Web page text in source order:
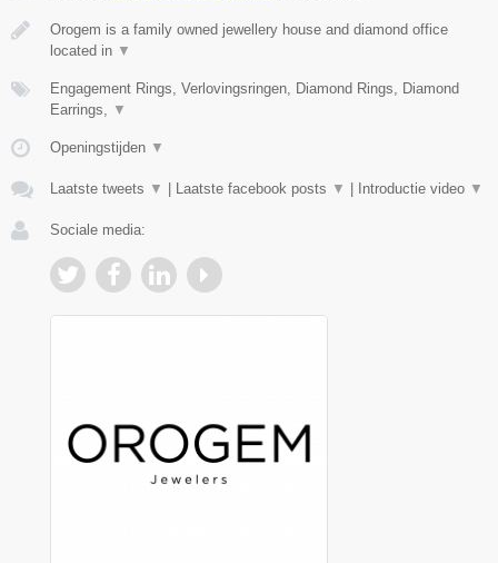
Orogem is a family owned jewellery house and diamond office
located in ▼
Engagement Rings, Verlovingsringen, Diamond Rings, Diamond
Earrings, ▼
Openingstijden ▼
Laatste tweets ▼ Laatste facebook posts ▼ Introductie video ▼
Sociale media: